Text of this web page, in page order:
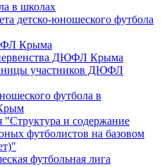
в школах
детско-юношеского футбола
Крыма
ДЮФЛ Крыма
участников ДЮФЛ
футбола в
"Структура и содержание
футболистов на базовом
футбольная лига